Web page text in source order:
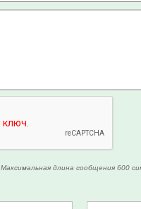
Максимальная длина сообщения 600